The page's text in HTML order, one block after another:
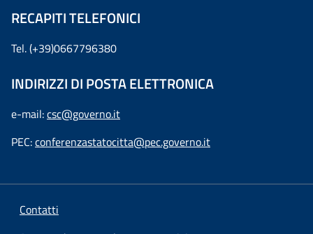
RECAPITI TELEFONICI
Tel. (+39)0667796380
INDIRIZZI DI POSTA ELETTRONICA
e-mail:csc@governo.it
PEC:conferenzastatocitta@pec.governo.it
Contatti